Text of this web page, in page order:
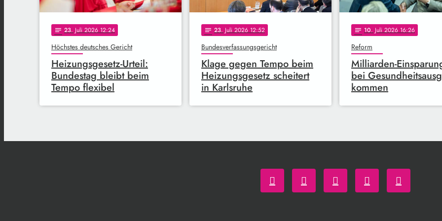
notes 23. Juli 2026 12:24
Höchstes deutsches Gericht
Heizungsgesetz-Urteil:
Bundestag bleibt beim
Tempo flexibel
notes 23. Juli 2026 12:52
Bundesverfassungsgericht
Klage gegen Tempo beim
Heizungsgesetz scheitert
in Karlsruhe
notes 10. Juli 2026 16:26
Reform
Milliarden-
bei
kommen